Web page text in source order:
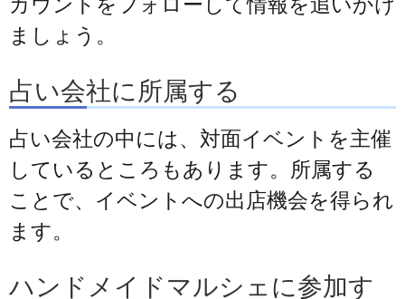
ましょう。
占い会社に所属する
占い会社の中には、対面イベントを主催
しているところもあります。所属する
ことで、イベントへの出店機会を得られ
ます。
ハンドメイドマルシェに参加す